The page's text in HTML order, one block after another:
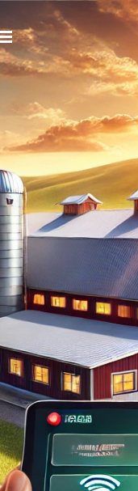
LOGIN